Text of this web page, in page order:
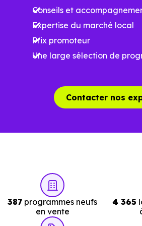
La tension locative
Le type de logements le plus
dispositif Jeanbrun
approche parce qu’il ne repose
bien positionné sur son marché ?". À
nuance change tout.
Conseils et
Expertise du marché local
Prix promoteur
Une large sélection de
Contacter nos
387 programmes neufs
en vente
4 365